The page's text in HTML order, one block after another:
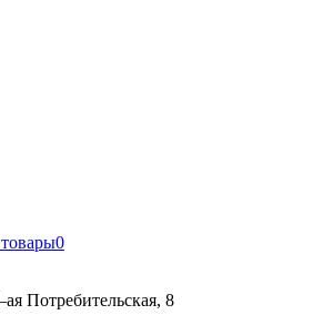
0
Потребительская, 8